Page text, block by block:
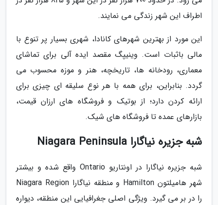
اطراف این شهر زندگی می نمایند.
این مورد از بهترین شهرهای کانادا، شهری بسیار پر تنوع با
مالی باثبات است. وینیپگ مقصد ایده آلی برای تماشای
معماری، رودخانه ها، تاریخچه، هنر و موزه محسوب می
گردد. بنابراین، برای همه با هر نوع سلیقه ای چیزی برای
ارائه کردن دارد؛ از بوتیک و فروشگاه های ارزان قیمت،
بازارهای عمده تا فروشگاه های شیک.
شبه جزیره نیاگارا Niagara Peninsula
شبه جزیره نیاگارا در اونتاریو Ontario واقع شده و بیشتر
شهر هامیلتون Hamilton و منطقه نیاگارا Niagara Region
را در بر می گیرد. ویژگی اصلی جغرافیایی این منطقه، دیواره